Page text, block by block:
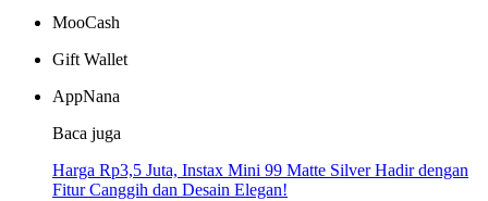
MooCash
Gift Wallet
AppNana
Baca juga
Harga Rp3,5 Juta, Instax Mini 99 Matte Silver Hadir dengan
Fitur Canggih dan Desain Elegan!